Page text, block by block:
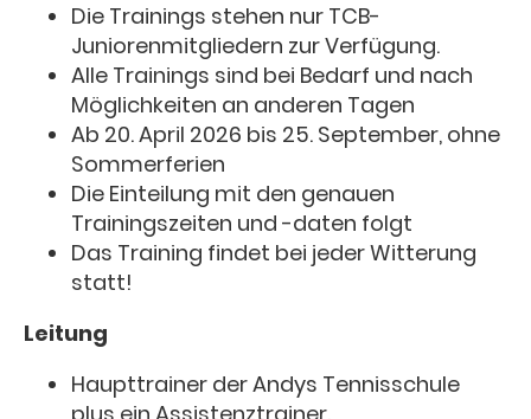
Die Trainings stehen nur TCB-
Juniorenmitgliedern zur Verfügung.
Alle Trainings sind bei Bedarf und nach
Möglichkeiten an anderen Tagen
Ab 20. April 2026 bis 25. September, ohne
Sommerferien
Die Einteilung mit den genauen
Trainingszeiten und -daten folgt
Das Training findet bei jeder Witterung
statt!
Leitung
Haupttrainer der Andys Tennisschule